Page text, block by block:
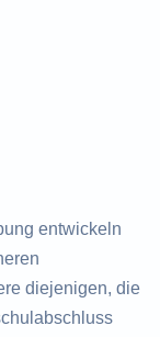
entwickeln
diejenigen, die